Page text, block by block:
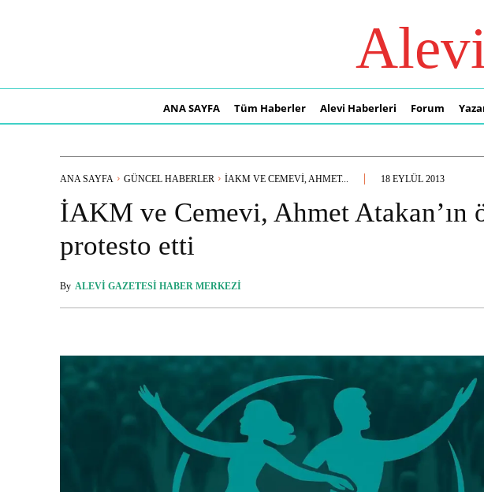
ANA SAYFA Tüm Haberler Alevi Haberleri Forum
ANA SAYFA GÜNCEL HABERLER İAKM VE CEMEVI, AHMET... 18 EYLÜL 2013
İAKM ve Cemevi, Ahmet Atakan’ın
protesto etti
By ALEVI GAZETESI HABER MERKEZI